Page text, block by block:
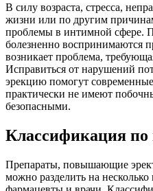
В силу возраста, стресса,
жизни или по другим
проблемы в интимной сфере.
болезненно воспринимаются
возникает проблема,
Исправиться от нарушений
эрекцию помогут
практически не имеют
безопасными.
Классификация по
Препараты, повышающие
можно разделить на